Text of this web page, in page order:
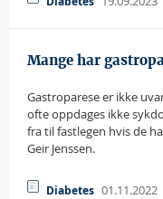
Mange har
Gastroparese er ikke
ofte oppdages ikke
fra til fastlegen hvis de
Geir Jenssen.
Diabetes 01.11.2022